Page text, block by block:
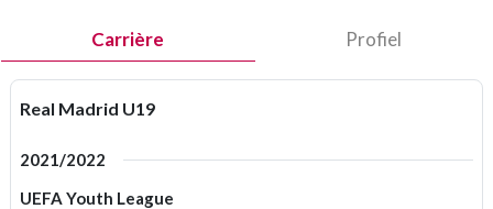
Carrière Profiel
Real Madrid U19
2021/2022
UEFA Youth League